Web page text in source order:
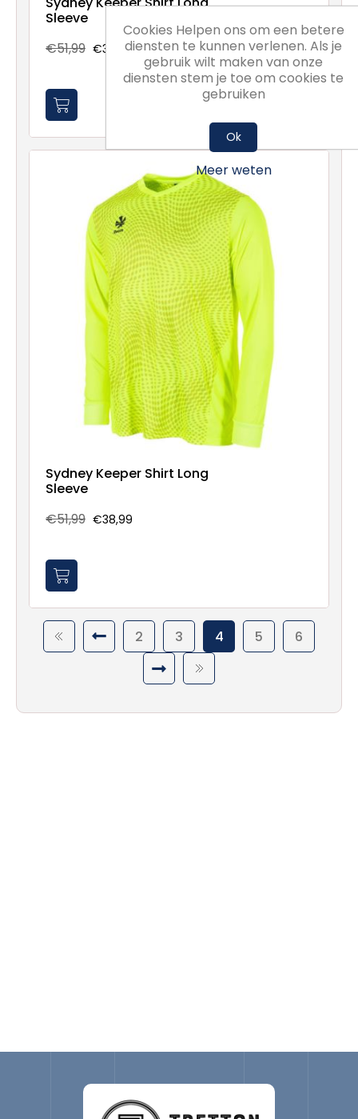
Sleeve
€51,99 €38,99
Sydney Keeper Shirt Long
Sleeve
€51,99 €38,99
2 3 4 5 6
Cookies Helpen ons om een betere
diensten te kunnen verlenen. Als je
gebruik wilt maken van onze
diensten stem je toe om cookies te
gebruiken
Ok
Meer weten